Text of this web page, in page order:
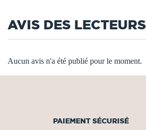
AVIS DES LECTEURS
Aucun avis n'a été publié pour le moment.
PAIEMENT SÉCURISÉ